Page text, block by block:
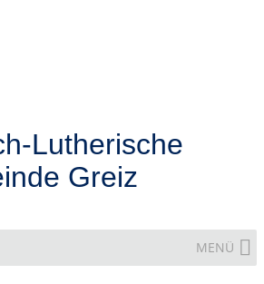
Lutherische
Greiz
MENÜ